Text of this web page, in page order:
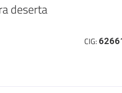
deserta
CIG: